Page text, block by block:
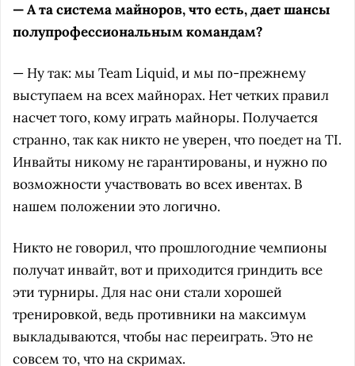
— А та система майноров, что есть, дает шансы
полупрофессиональным командам?
— Ну так: мы Team Liquid, и мы по-прежнему
выступаем на всех майнорах. Нет четких правил
насчет того, кому играть майноры. Получается
странно, так как никто не уверен, что поедет на TI.
Инвайты никому не гарантированы, и нужно по
возможности участвовать во всех ивентах. В
нашем положении это логично.
Никто не говорил, что прошлогодние чемпионы
получат инвайт, вот и приходится гриндить все
эти турниры. Для нас они стали хорошей
тренировкой, ведь противники на максимум
выкладываются, чтобы нас переиграть. Это не
совсем то, что на скримах.